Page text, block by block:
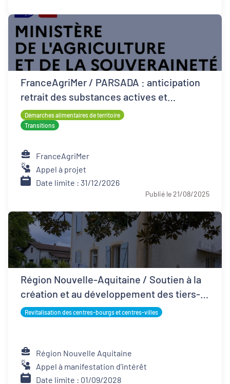
FranceAgriMer / PARSADA : anticipation
retrait des substances actives et
techniques alternatives pour les cultures
Démarches alimentaires de territoire
Transitions
FranceAgriMer
Appel à projet
Date limite : 31/12/2026
Publié le 21/08/2025
Région Nouvelle-Aquitaine / Soutien à la
création et au développement des tiers-
lieux
Revitalisation des centres-bourgs et centres-villes
Région Nouvelle Aquitaine
Appel à manifestation d'intérêt
Date limite : 01/09/2028